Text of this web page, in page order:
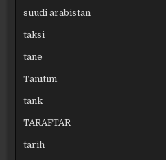
suudi arabistan
taksi
tane
Tanıtım
tank
TARAFTAR
tarih